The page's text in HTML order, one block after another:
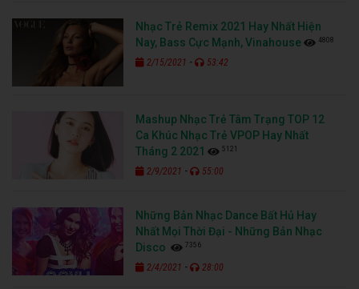
Nhạc Trẻ Remix 2021 Hay Nhất Hiện
Nay, Bass Cực Mạnh, Vinahouse
4808
2/15/2021 - 53:42
Mashup Nhạc Trẻ Tâm Trạng TOP 12
Ca Khúc Nhạc Trẻ VPOP Hay Nhất
Tháng 2 2021
5121
2/9/2021 - 55:00
Những Bản Nhạc Dance Bất Hủ Hay
Nhất Mọi Thời Đại - Những Bản Nhạc
Disco
7356
2/4/2021 - 28:00